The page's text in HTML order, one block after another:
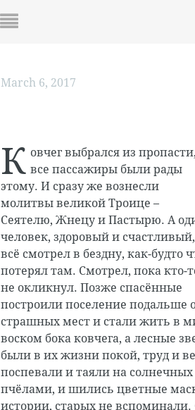
March 6, 2017
К овчег выбрался из пропасти,
все пассажиры были рады
этому. И сразу же вознесли
молитвы великой Троице –
Сеятелю, Жнецу и Пастырю. А
человек, здоровый и счастливый,
всё смотрел в бездну, как-будто
потерял там. Смотрел, пока кто-
не окликнул. Позже спасённые
построили поселение подальше
страшных мест и стали жить в
воском бока ковчега, а лесные
были в их жизни покой, труд и
поспевали и таяли на
пчёлами, и шились цветные
истории, старых не